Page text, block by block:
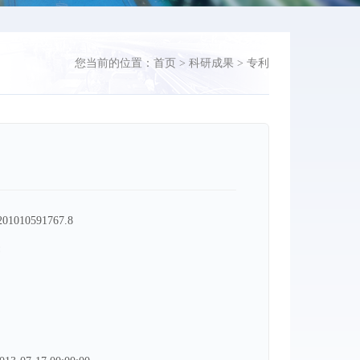
您当前的位置： 首页 > 科研成果 > 专利